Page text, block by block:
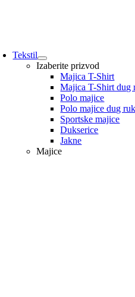
Tekstil
Izaberite prizvod
Majica T-Shirt
Majica T-Shirt dug
Polo majice
Polo majice dug
Sportske majice
Dukserice
Jakne
Majice